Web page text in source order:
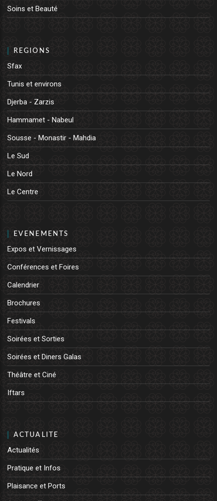
Soins et Beauté
REGIONS
Sfax
Tunis et environs
Djerba - Zarzis
Hammamet - Nabeul
Sousse - Monastir - Mahdia
Le Sud
Le Nord
Le Centre
EVENEMENTS
Expos et Vernissages
Conférences et Foires
Calendrier
Brochures
Festivals
Soirées et Sorties
Soirées et Diners Galas
Théâtre et Ciné
Iftars
ACTUALITE
Actualités
Pratique et Infos
Plaisance et Ports